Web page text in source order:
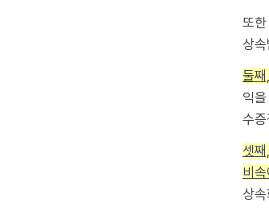
또
상
둘
익
수
셋
비
상